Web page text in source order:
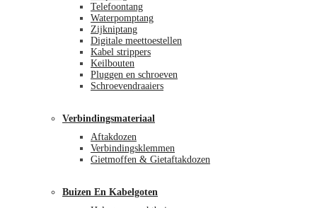
Telefoontang
Waterpomptang
Zijkniptang
Digitale meettoestellen
Kabel strippers
Keilbouten
Pluggen en schroeven
Schroevendraaiers
Verbindingsmateriaal
Aftakdozen
Verbindingsklemmen
Gietmoffen & Gietaftakdozen
Buizen En Kabelgoten